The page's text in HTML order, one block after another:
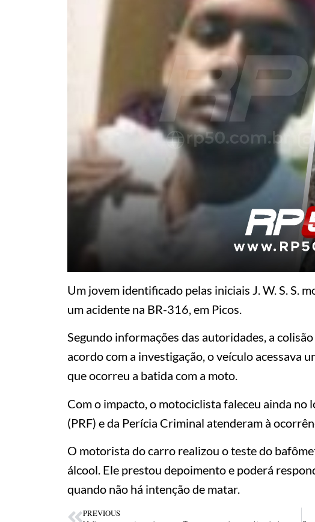
Um jovem identificado pelas iniciais J. W. S. S.
um acidente na BR-316, em Picos.
Segundo informações das autoridades, a
acordo com a investigação, o veículo acessava
que ocorreu a batida com a moto.
Com o impacto, o motociclista faleceu ainda no
(PRF) e da Perícia Criminal atenderam à
O motorista do carro realizou o teste do
álcool. Ele prestou depoimento e poderá
quando não há intenção de matar.
PREVIOUS